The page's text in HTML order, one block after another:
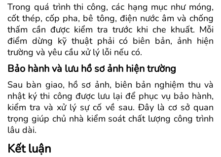
Trong quá trình thi công, các hạng mục như móng,
cốt thép, cốp pha, bê tông, điện nước âm và chống
thấm cần được kiểm tra trước khi che khuất. Mỗi
điểm dừng kỹ thuật phải có biên bản, ảnh hiện
trường và yêu cầu xử lý lỗi nếu có.
Bảo hành và lưu hồ sơ ảnh hiện trường
Sau bàn giao, hồ sơ ảnh, biên bản nghiệm thu và
nhật ký thi công được lưu lại để phục vụ bảo hành,
kiểm tra và xử lý sự cố về sau. Đây là cơ sở quan
trọng giúp chủ nhà kiểm soát chất lượng công trình
lâu dài.
Kết luận